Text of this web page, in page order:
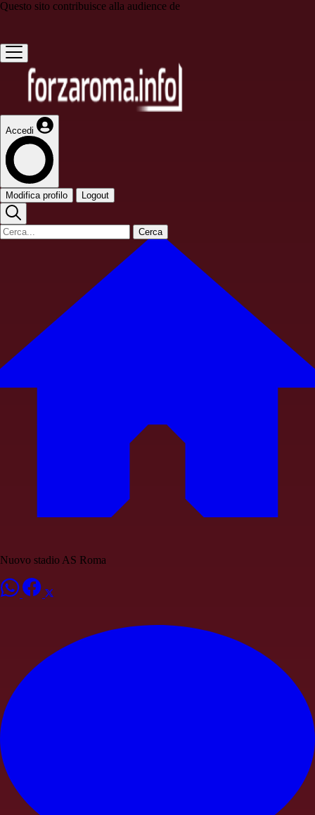
Questo sito contribuisce alla audience de
Accedi
Modifica profilo Logout
Cerca
Nuovo stadio AS Roma